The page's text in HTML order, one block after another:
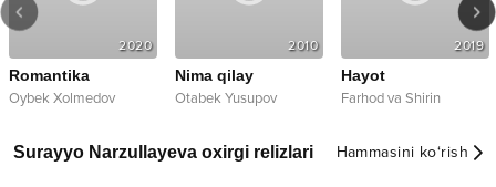
2020
Romantika
Oybek Xolmedov
2010
Nima qilay
Otabek Yusupov
2019
Hayot
Farhod va Shirin
Surayyo Narzullayeva oxirgi relizlari Hammasini ko‘rish